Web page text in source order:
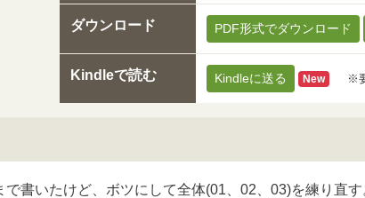
ダウンロード PDF形式でダウンロード
Kindleで読む Kindleに送る New ※
書いたけど、ボツにして全体(01、02、03)を練り直す